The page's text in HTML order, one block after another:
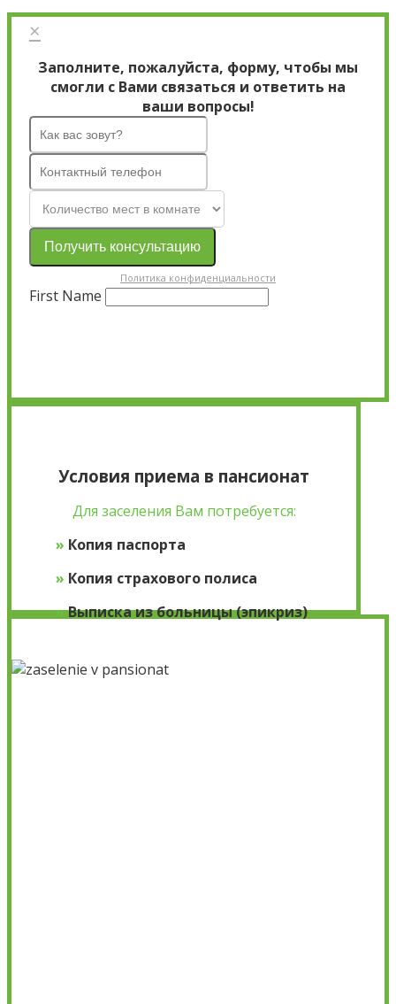
×
Заполните, пожалуйста, форму, чтобы мы
смогли с Вами связаться и ответить на
ваши вопросы!
Получить консультацию
Политика конфиденциальности
First Name
Условия приема в пансионат
Для заселения Вам потребуется:
» Копия паспорта
» Копия страхового полиса
»Выписка из больницы (эпикриз)